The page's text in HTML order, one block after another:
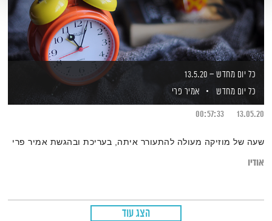
כל יום מחדש – 13.5.20
כל יום מחדש
אמיר פרי
13.05.20
00:57:33
שעה של מוזיקה מעולה להתעורר איתה, בעריכת ובהגשת אמיר פרי
אודיו
הצג עוד